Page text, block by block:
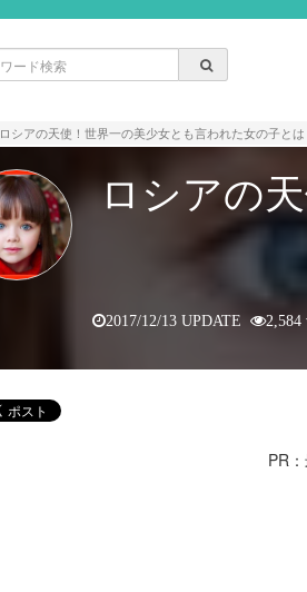
ロシアの天使！世界一の美少女とも言われた女の子とは
ロシアの
2017/12/13 UPDATE 2,584
PR：